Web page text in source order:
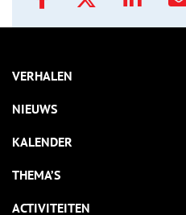
VERHALEN
NIEUWS
KALENDER
THEMA’S
ACTIVITEITEN